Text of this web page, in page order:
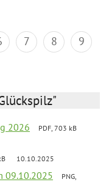
7 8
9
2026
PDF, 703 kB
10.10.2025
09.10.2025
PNG,